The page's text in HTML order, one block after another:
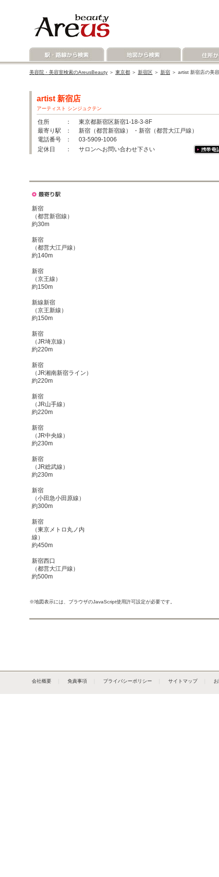
美容院・美容室検索のAreusBeauty ＞ 東京都 ＞ 新宿区 ＞ 新宿 ＞ artist 新宿店の美
artist 新宿店
アーティスト シンジュクテン
住所
： 東京都新宿区新宿1-18-3-8F
最寄り駅
： 新宿（都営新宿線） ・新宿（都営大江戸線）
電話番号
： 03-5909-1006
定休日
： サロンへお問い合わせ下さい
新宿
（都営新宿線）
約30m
新宿
（都営大江戸線）
約140m
新宿
（京王線）
約150m
新線新宿
（京王新線）
約150m
新宿
（JR埼京線）
約220m
新宿
（JR湘南新宿ライン）
約220m
新宿
（JR山手線）
約220m
新宿
（JR中央線）
約230m
新宿
（JR総武線）
約230m
新宿
（小田急小田原線）
約300m
新宿
（東京メトロ丸ノ内
線）
約450m
新宿西口
（都営大江戸線）
約500m
※地図表示には、ブラウザのJavaScript使用許可設定が必要です。
会社概要 免責事項 プライバシーポリシー サイトマップ｜